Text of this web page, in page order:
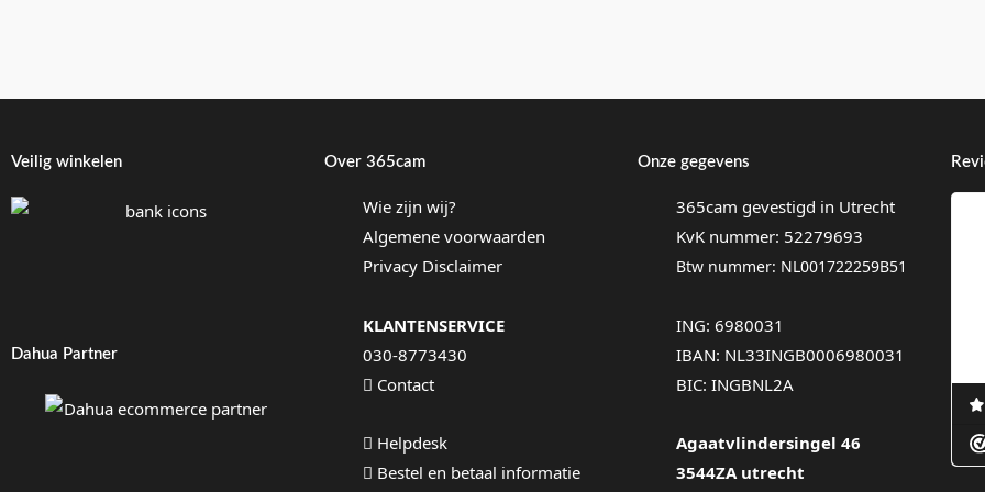
Veilig winkelen
Dahua Partner
Over 365cam
Wie zijn wij?
Algemene voorwaarden
Privacy Disclaimer
KLANTENSERVICE
030-8773430
Contact
Helpdesk
Bestel en betaal informatie
Onze gegevens
365cam gevestigd in Utrecht
KvK nummer: 52279693
Btw nummer: NL001722259B51
ING: 6980031
IBAN: NL33INGB0006980031
BIC: INGBNL2A
Agaatvlindersingel 46
3544ZA utrecht